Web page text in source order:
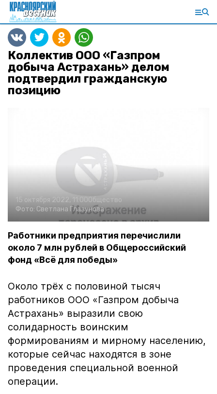
Коллектив ООО «Газпром
добыча Астрахань» делом
подтвердил гражданскую
позицию
15 октября 2022, 11:00Общество
Фото: Светлана Глазунова
Работники предприятия перечислили
около 7 млн рублей в Общероссийский
фонд «Всё для победы»
Около трёх с половиной тысяч
работников ООО «Газпром добыча
Астрахань» выразили свою
солидарность воинским
формированиям и мирному населению,
которые сейчас находятся в зоне
проведения специальной военной
операции.